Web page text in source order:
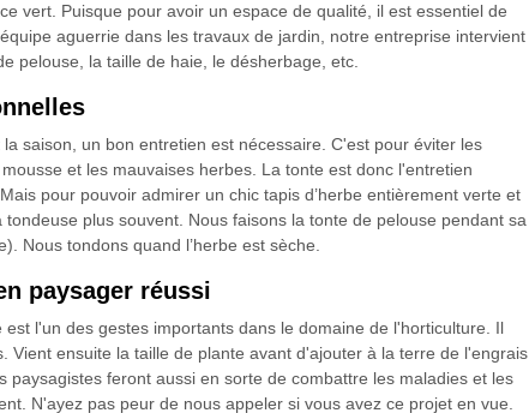
vert. Puisque pour avoir un espace de qualité, il est essentiel de
aguerrie dans les travaux de jardin, notre entreprise intervient
pelouse, la taille de haie, le désherbage, etc.
saison, un bon entretien est nécessaire. C'est pour éviter les
et les mauvaises herbes. La tonte est donc l'entretien
pour pouvoir admirer un chic tapis d’herbe entièrement verte et
plus souvent. Nous faisons la tonte de pelouse pendant sa
Nous tondons quand l’herbe est sèche.
paysager réussi
l'un des gestes importants dans le domaine de l'horticulture. Il
Vient ensuite la taille de plante avant d'ajouter à la terre de l'engrais
paysagistes feront aussi en sorte de combattre les maladies et les
N'ayez pas peur de nous appeler si vous avez ce projet en vue.